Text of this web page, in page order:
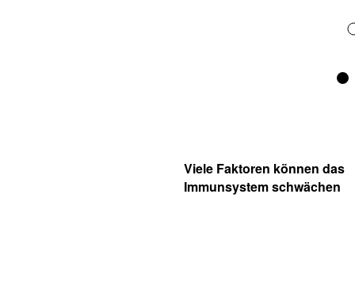
Viele Faktoren können das
Immunsystem schwächen